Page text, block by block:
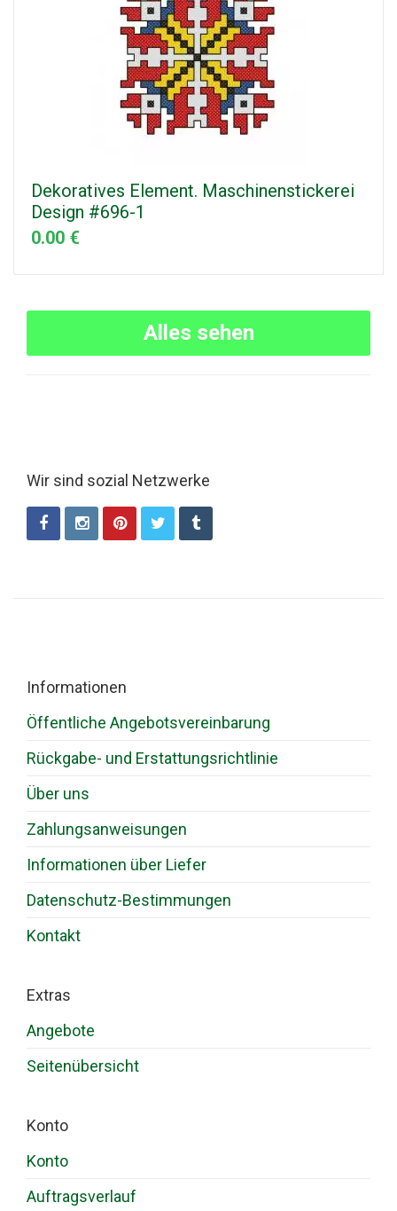
Dekoratives Element. Maschinenstickerei
Design #696-1
0.00 €
Alles sehen
Wir sind sozial Netzwerke
Informationen
Öffentliche Angebotsvereinbarung
Rückgabe- und Erstattungsrichtlinie
Über uns
Zahlungsanweisungen
Informationen über Liefer
Datenschutz-Bestimmungen
Kontakt
Extras
Angebote
Seitenübersicht
Konto
Konto
Auftragsverlauf